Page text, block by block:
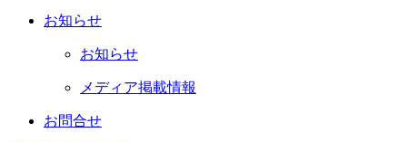
お知らせ
お知らせ
メディア掲載情報
お問合せ